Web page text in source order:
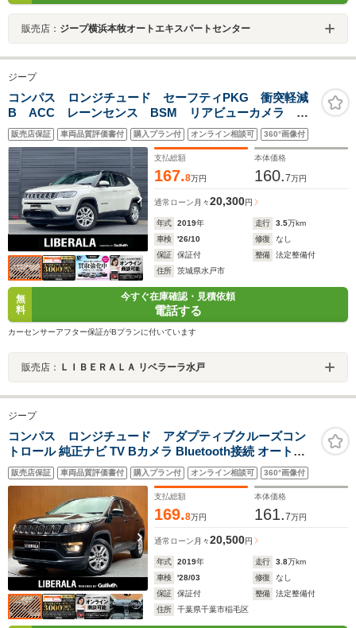
販売店： ジープ横浜本牧オートエキスパートセンター
ジープ
コンパス ロンジチュード セーフティPKG 衝突軽減
B ACC レーンセンス BSM リアビューカメラ パ
ークセンス パークアシスト 純正ナビ 12セグ BT
USB ブラックルーフ ルーフレール ETC2.0 純正17
インチアルミホイール 禁煙車
販売店保証 車両品質評価書付 購入プラン付 オンライン相談可 360°画像付
支払総額
167.8万円
本体価格
160.7万円
通常ローン 月々20,300円
年式 2019年 走行 3.5万km
車検
'26/10 修復
なし
保証
保証付 整備
法定整備付
住所
茨城県水戸市
無
料
今すぐ在庫確認・見積依頼
電話する
カーセンサーアフター保証がBプランに付いています
販売店： ＬＩＢＥＲＡＬＡ リベラーラ水戸
ジープ
コンパス ロンジチュード アダプティブクルーズコン
トロール 純正ナビ TV Bカメラ Bluetooth接続 オートラ
イト パークアシスト 衝突軽減ブレーキ 車線逸脱警報 ブ
ラインドスポット プライバシーガラス 1オーナー ドラレ
販売店保証 車両品質評価書付 購入プラン付 オンライン相談可 360°画像付
支払総額
169.8万円
本体価格
161.7万円
通常ローン 月々20,500円
年式 2019年 走行 3.8万km
車検
'28/03 修復
なし
保証
保証付 整備
法定整備付
住所
千葉県千葉市稲毛区